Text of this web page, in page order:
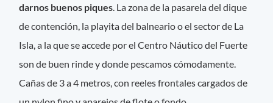
darnos buenos piques. La zona de la pasarela del dique
de contención, la playita del balneario o el sector de La
Isla, a la que se accede por el Centro Náutico del Fuerte
son de buen rinde y donde pescamos cómodamente.
Cañas de 3 a 4 metros, con reeles frontales cargados de